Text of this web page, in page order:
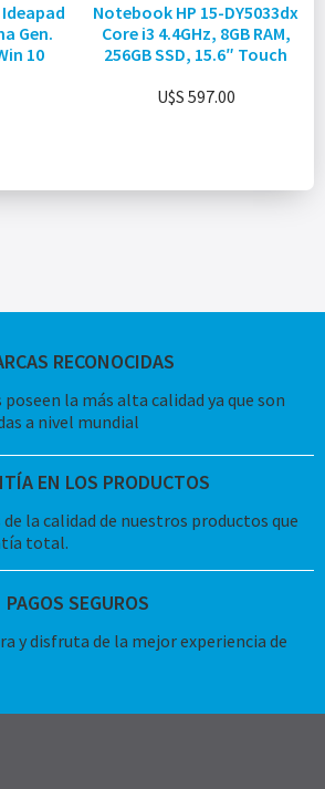
Gen.
10
Notebook HP 15-DY5033dx
Core i3 4.4GHz, 8GB RAM,
256GB SSD, 15.6″ Touch
U$S 597.00
RECONOCIDAS
la más alta calidad ya que son
a nivel mundial
EN LOS PRODUCTOS
la calidad de nuestros productos que
total.
PAGOS SEGUROS
y disfruta de la mejor experiencia de